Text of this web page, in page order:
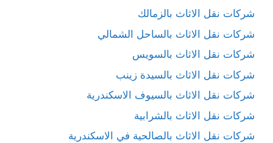
شركات نقل الاثاث بالزمالك
شركات نقل الاثاث بالساحل الشمالي
شركات نقل الاثاث بالسويس
شركات نقل الاثاث بالسيدة زينب
شركات نقل الاثاث بالسيوف الاسكندرية
شركات نقل الاثاث بالشرابية
شركات نقل الاثاث بالصالحية في الاسكندرية